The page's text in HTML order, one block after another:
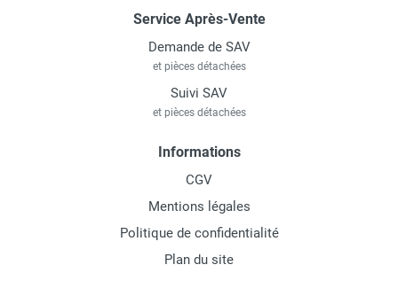
Service Après-Vente
Demande de SAV
et pièces détachées
Suivi SAV
et pièces détachées
Informations
CGV
Mentions légales
Politique de confidentialité
Plan du site